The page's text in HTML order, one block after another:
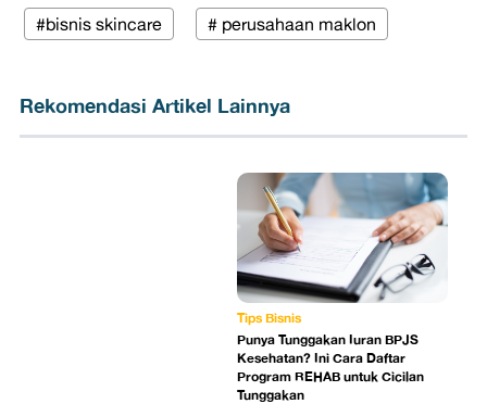
#bisnis skincare # perusahaan maklon
Rekomendasi Artikel Lainnya
Tips Bisnis
Punya Tunggakan Iuran BPJS
Kesehatan? Ini Cara Daftar
Program REHAB untuk Cicilan
Tunggakan